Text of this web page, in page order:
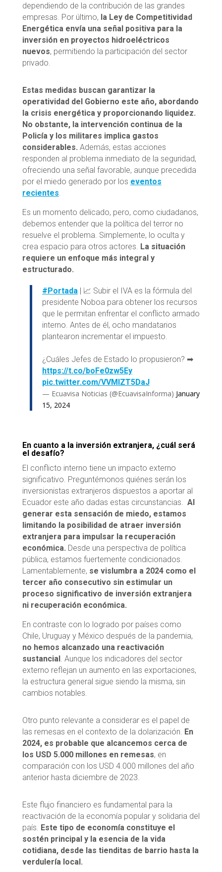
dependiendo de la contribución de las grandes
empresas. Por último, la Ley de Competitividad
Energética envía una señal positiva para la
inversión en proyectos hidroeléctricos
nuevos, permitiendo la participación del sector
privado.
Estas medidas buscan garantizar la
operatividad del Gobierno este año, abordando
la crisis energética y proporcionando liquidez.
No obstante, la intervención continua de la
Policía y los militares implica gastos
considerables. Además, estas acciones
responden al problema inmediato de la seguridad,
ofreciendo una señal favorable, aunque precedida
por el miedo generado por los eventos
recientes.
Es un momento delicado, pero, como ciudadanos,
debemos entender que la política del terror no
resuelve el problema. Simplemente, lo oculta y
crea espacio para otros actores. La situación
requiere un enfoque más integral y
estructurado.
#Portada| 📈 Subir el IVA es la fórmula del
presidente Noboa para obtener los recursos
que le permitan enfrentar el conflicto armado
interno. Antes de él, ocho mandatarios
plantearon incrementar el impuesto.
¿Cuáles Jefes de Estado lo propusieron? ➡
https://t.co/boFe0zw5Ey
pic.twitter.com/VVMIZT5DaJ
— Ecuavisa Noticias (@EcuavisaInforma) January
15, 2024
En cuanto a la inversión extranjera, ¿cuál será
el desafío?
El conflicto interno tiene un impacto externo
significativo. Preguntémonos quiénes serán los
inversionistas extranjeros dispuestos a aportar al
Ecuador este año dadas estas circunstancias. Al
generar esta sensación de miedo, estamos
limitando la posibilidad de atraer inversión
extranjera para impulsar la recuperación
económica. Desde una perspectiva de política
pública, estamos fuertemente condicionados.
Lamentablemente, se vislumbra a 2024 como el
tercer año consecutivo sin estimular un
proceso significativo de inversión extranjera
ni recuperación económica.
En contraste con lo logrado por países como
Chile, Uruguay y México después de la pandemia,
no hemos alcanzado una reactivación
sustancial. Aunque los indicadores del sector
externo reflejan un aumento en las exportaciones,
la estructura general sigue siendo la misma, sin
cambios notables.
Otro punto relevante a considerar es el papel de
las remesas en el contexto de la dolarización. En
2024, es probable que alcancemos cerca de
los USD 5.000 millones en remesas, en
comparación con los USD 4.000 millones del año
anterior hasta diciembre de 2023.
Este flujo financiero es fundamental para la
reactivación de la economía popular y solidaria del
país. Este tipo de economía constituye el
sostén principal y la esencia de la vida
cotidiana, desde las tienditas de barrio hasta la
verdulería local.